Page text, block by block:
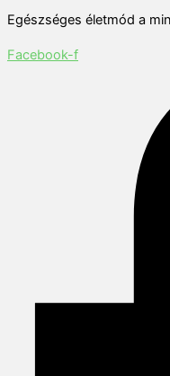
Egészséges életmód a
Facebook-f